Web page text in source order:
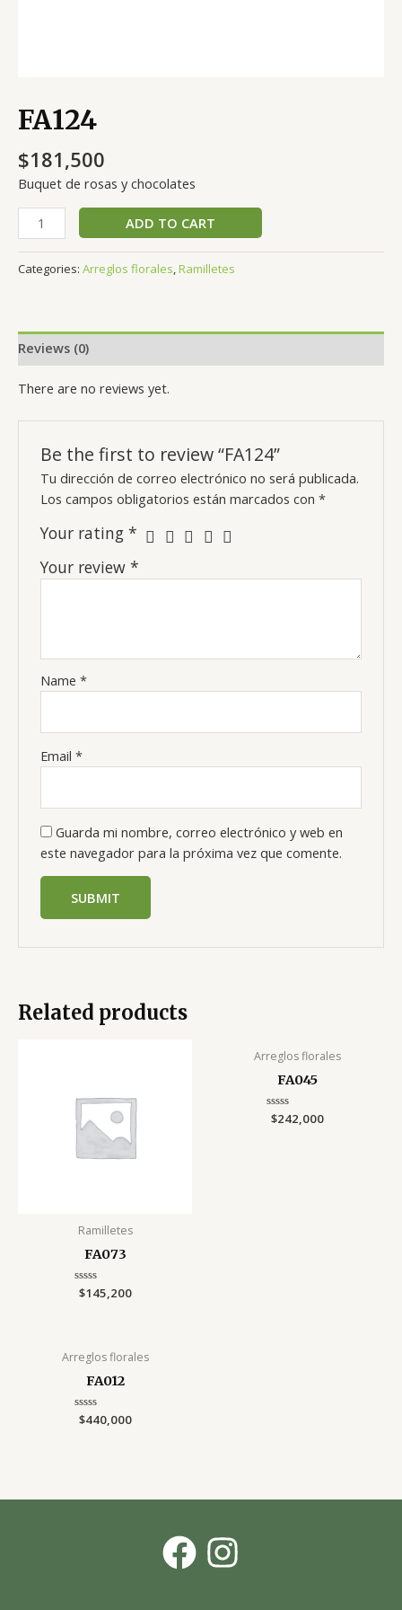
FA124
$181,500
Buquet de rosas y chocolates
FA124
quantity
ADD TO CART
Categories: Arreglos florales,Ramilletes
Reviews (0)
There are no reviews yet.
Be the first to review “FA124”
Tu dirección de correo electrónico no será publicada.
Los campos obligatorios están marcados con*
Your rating*
Your review*
Name*
Email*
Guarda mi nombre, correo electrónico y web en
este navegador para la próxima vez que comente.
Related products
Ramilletes
FA073
Rated
$145,200
Arreglos florales
FA045
Rated
$242,000
Arreglos florales
FA012
Rated
$440,000